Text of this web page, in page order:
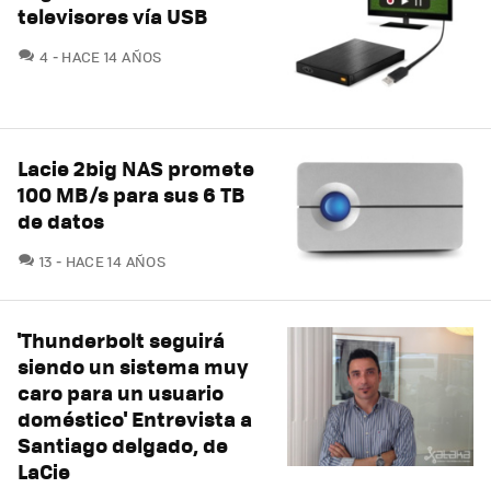
televisores vía USB
4 COMENTARIOS
HACE 14 AÑOS
Lacie 2big NAS promete
100 MB/s para sus 6 TB
de datos
13 COMENTARIOS
HACE 14 AÑOS
'Thunderbolt seguirá
siendo un sistema muy
caro para un usuario
doméstico' Entrevista a
Santiago delgado, de
LaCie